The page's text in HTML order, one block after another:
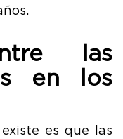
las
en los
es que las